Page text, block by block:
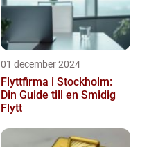
01 december 2024
Flyttfirma i Stockholm:
Din Guide till en Smidig
Flytt